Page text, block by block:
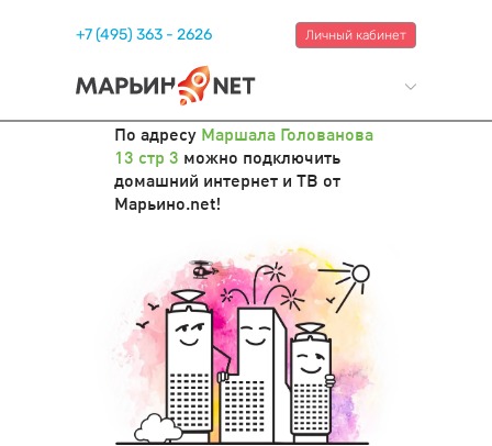
+7 (495) 363 - 2626 Личный кабинет
По адресу Маршала Голованова
13 стр 3 можно подключить
домашний интернет и ТВ от
Марьино.net!